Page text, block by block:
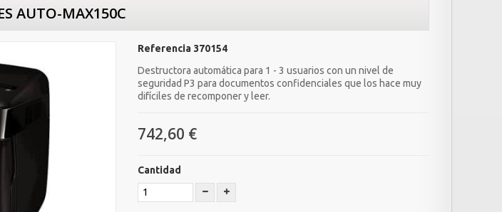
AUTO-MAX150C
Referencia 370154
Destructora automática para 1 - 3 usuarios con un nivel de
seguridad P3 para documentos confidenciales que los hace muy
difíciles de recomponer y leer.
742,60 €
Cantidad